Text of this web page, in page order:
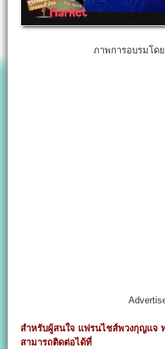
ภาพการอบรมโด
สำหรับผู้สนใจ แฟรนไชส์พวงกุญแจ ท
สามารถติดต่อได้ที่